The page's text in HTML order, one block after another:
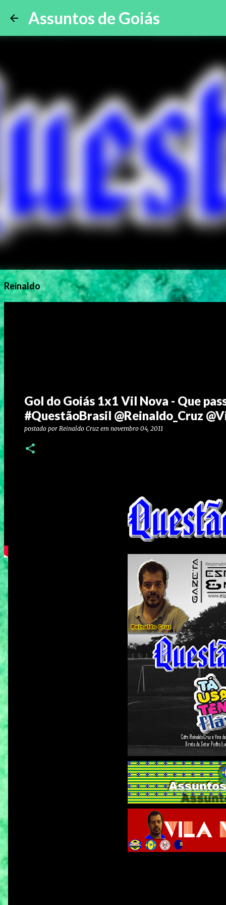
Assuntos de Goiás
Reinaldo
Gol do Goiás 1x1 Vil Nova - Que
#QuestãoBrasil @Reinaldo_Cruz
postado por Reinaldo Cruz em novembro 04, 2011